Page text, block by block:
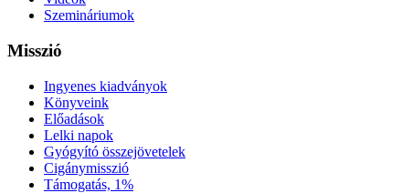
Szemináriumok
Misszió
Ingyenes kiadványok
Könyveink
Előadások
Lelki napok
Gyógyító összejövetelek
Cigánymisszió
Támogatás, 1%